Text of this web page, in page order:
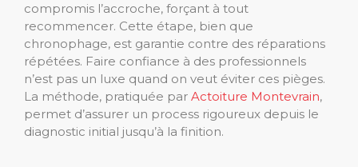
compromis l’accroche, forçant à tout
recommencer. Cette étape, bien que
chronophage, est garantie contre des réparations
répétées. Faire confiance à des professionnels
n’est pas un luxe quand on veut éviter ces pièges.
La méthode, pratiquée par Actoiture Montevrain,
permet d’assurer un process rigoureux depuis le
diagnostic initial jusqu’à la finition.